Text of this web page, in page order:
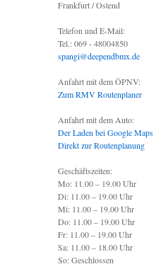
Frankfurt / Ostend
Telefon und E-Mail:
Tel.: 069 - 48004850
spangi@deependbmx.de
Anfahrt mit dem ÖPNV:
Zum RMV Routenplaner
Anfahrt mit dem Auto:
Der Laden bei Google Maps
Direkt zur Routenplanung
Geschäftszeiten:
Mo: 11.00 – 19.00 Uhr
Di: 11.00 – 19.00 Uhr
Mi: 11.00 – 19.00 Uhr
Do: 11.00 – 19.00 Uhr
Fr: 11.00 – 19.00 Uhr
Sa: 11.00 – 18.00 Uhr
So: Geschlossen